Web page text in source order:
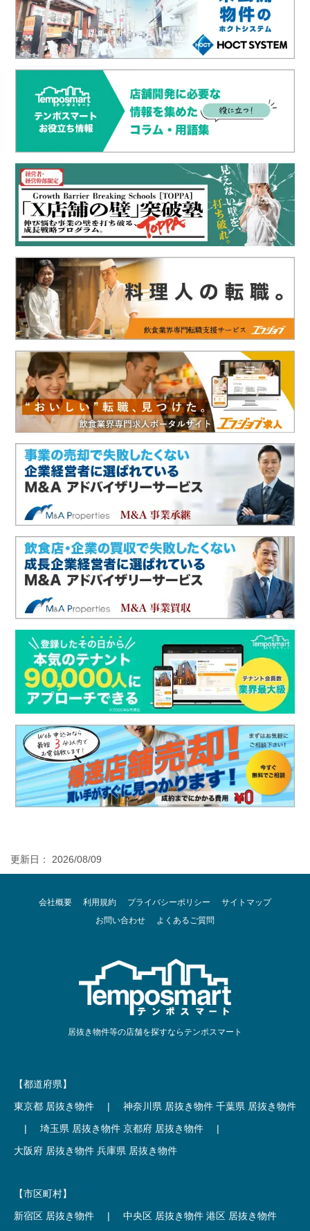
更新日： 2026/08/09
会社概要 利用規約 プライバシーポリシー
サイトマップ
お問い合わせ
よくあるご質問
居抜き物件等の店舗を探すならテンポスマート
【都道府県】
東京都 居抜き物件
| 神奈川県 居抜き物件 千葉県 居抜き物件
|
埼玉県 居抜き物件 京都府 居抜き物件
|
大阪府 居抜き物件 兵庫県 居抜き物件
【市区町村】
新宿区 居抜き物件
| 中央区 居抜き物件 港区 居抜き物件